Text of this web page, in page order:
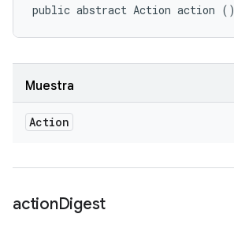
public abstract Action action ()
Muestra
Action
actionDigest